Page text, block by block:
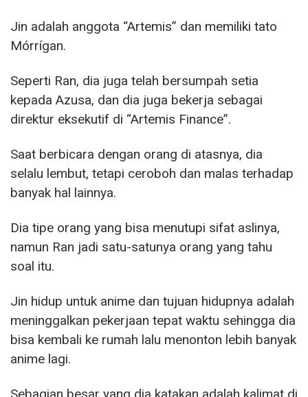
Jin adalah anggota “Artemis” dan memiliki tato
Mórrígan.
Seperti Ran, dia juga telah bersumpah setia
kepada Azusa, dan dia juga bekerja sebagai
direktur eksekutif di “Artemis Finance”.
Saat berbicara dengan orang di atasnya, dia
selalu lembut, tetapi ceroboh dan malas terhadap
banyak hal lainnya.
Dia tipe orang yang bisa menutupi sifat aslinya,
namun Ran jadi satu-satunya orang yang tahu
soal itu.
Jin hidup untuk anime dan tujuan hidupnya adalah
meninggalkan pekerjaan tepat waktu sehingga dia
bisa kembali ke rumah lalu menonton lebih banyak
anime lagi.